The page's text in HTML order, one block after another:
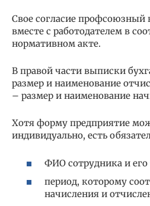
Свое согласие профсоюзный
вместе с работодателем в
нормативном акте.
В правой части выписки
размер и наименование
– размер и наименование
Хотя форму предприятие
индивидуально, есть
ФИО сотрудника и
период, которому
начисления и